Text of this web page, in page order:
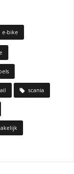
e-bike
scania